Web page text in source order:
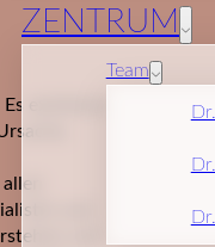
ZENTRUM
Team
existieren
und
und